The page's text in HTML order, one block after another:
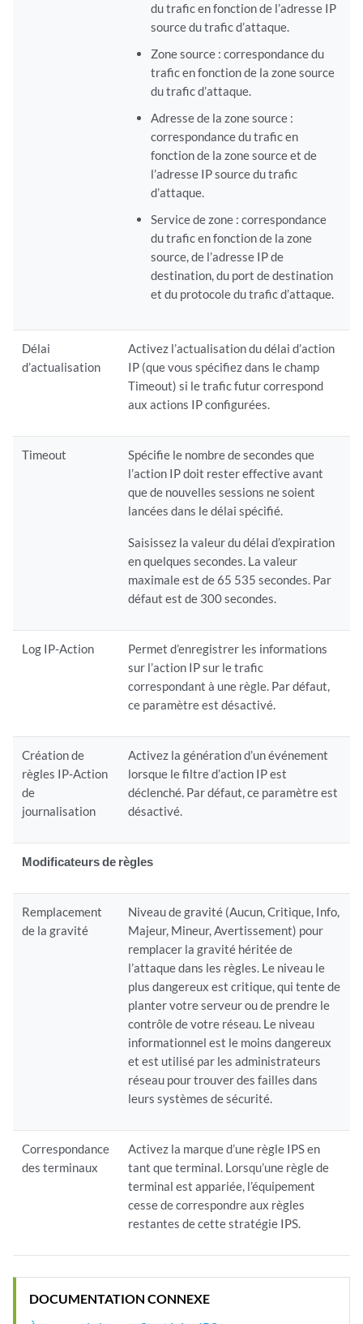
du trafic en fonction de l’adresse IP
source du trafic d’attaque.
Zone source : correspondance du
trafic en fonction de la zone source
du trafic d’attaque.
Adresse de la zone source :
correspondance du trafic en
fonction de la zone source et de
l’adresse IP source du trafic
d’attaque.
Service de zone : correspondance
du trafic en fonction de la zone
source, de l’adresse IP de
destination, du port de destination
et du protocole du trafic d’attaque.
Délai
d’actualisation
Activez l’actualisation du délai d’action
IP (que vous spécifiez dans le champ
Timeout) si le trafic futur correspond
aux actions IP configurées.
Timeout
Spécifie le nombre de secondes que
l’action IP doit rester effective avant
que de nouvelles sessions ne soient
lancées dans le délai spécifié.
Saisissez la valeur du délai d’expiration
en quelques secondes. La valeur
maximale est de 65 535 secondes. Par
défaut est de 300 secondes.
Log IP-Action
Permet d’enregistrer les informations
sur l’action IP sur le trafic
correspondant à une règle. Par défaut,
ce paramètre est désactivé.
Création de
règles IP-Action
de
journalisation
Activez la génération d’un événement
lorsque le filtre d’action IP est
déclenché. Par défaut, ce paramètre est
désactivé.
Modificateurs de règles
Remplacement
de la gravité
Niveau de gravité (Aucun, Critique, Info,
Majeur, Mineur, Avertissement) pour
remplacer la gravité héritée de
l’attaque dans les règles. Le niveau le
plus dangereux est critique, qui tente de
planter votre serveur ou de prendre le
contrôle de votre réseau. Le niveau
informationnel est le moins dangereux
et est utilisé par les administrateurs
réseau pour trouver des failles dans
leurs systèmes de sécurité.
Correspondance
des terminaux
Activez la marque d’une règle IPS en
tant que terminal. Lorsqu’une règle de
terminal est appariée, l’équipement
cesse de correspondre aux règles
restantes de cette stratégie IPS.
DOCUMENTATION CONNEXE